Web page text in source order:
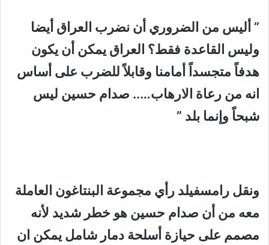
” أليس من الضروري أن نضرب العراق أيضا
وليس القاعدة فقط؟ العراق يمكن أن يكون
هدفاً متجسداً أمامنا وقابلاً للضرب على أساس
انه من رعاة الارهاب….. صدام حسين ليس
شبحاً وإنما بلد ”
ونقل رامسفيلد رأي مجموعة البنتاغون العاملة
معه من أن صدام حسين هو خطر شديد لأنه
مصمم على حيازة أسلحة دمار شامل يمكن ان